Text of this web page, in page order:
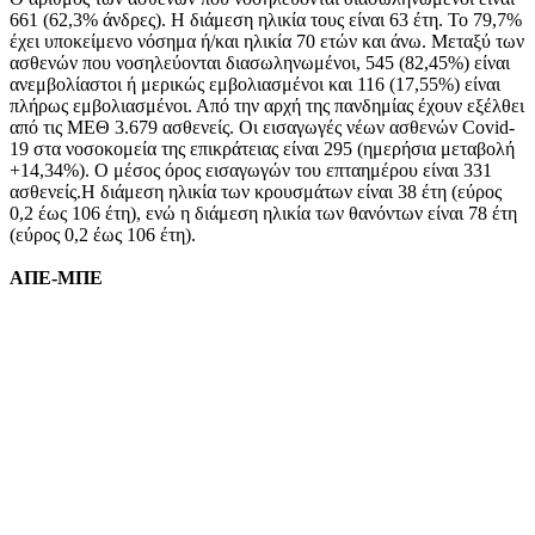
661 (62,3% άνδρες). Η διάμεση ηλικία τους είναι 63 έτη. To 79,7%
έχει υποκείμενο νόσημα ή/και ηλικία 70 ετών και άνω. Μεταξύ των
ασθενών που νοσηλεύονται διασωληνωμένοι, 545 (82,45%) είναι
ανεμβολίαστοι ή μερικώς εμβολιασμένοι και 116 (17,55%) είναι
πλήρως εμβολιασμένοι. Από την αρχή της πανδημίας έχουν εξέλθει
από τις ΜΕΘ 3.679 ασθενείς. Οι εισαγωγές νέων ασθενών Covid-
19 στα νοσοκομεία της επικράτειας είναι 295 (ημερήσια μεταβολή
+14,34%). Ο μέσος όρος εισαγωγών του επταημέρου είναι 331
ασθενείς.Η διάμεση ηλικία των κρουσμάτων είναι 38 έτη (εύρος
0,2 έως 106 έτη), ενώ η διάμεση ηλικία των θανόντων είναι 78 έτη
(εύρος 0,2 έως 106 έτη).
ΑΠΕ-ΜΠΕ